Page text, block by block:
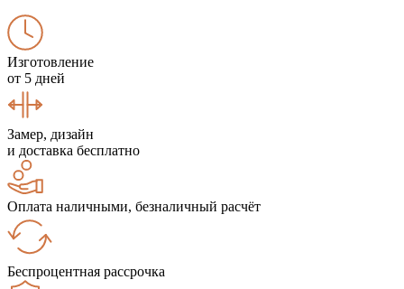
Изготовление
от 5 дней
Замер, дизайн
и доставка бесплатно
Оплата наличными, безналичный расчёт
Беспроцентная рассрочка